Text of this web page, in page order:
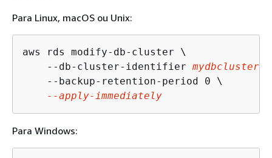
Para Linux, macOS ou Unix:
aws rds modify-db-cluster \
    --db-cluster-identifier
mydbcluster
    --backup-retention-period 0 \
--apply-immediately
Para Windows: